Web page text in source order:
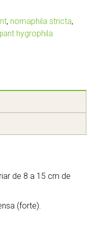
, nomaphila stricta,
hygrophila
de 8 a 15 cm de
(forte).